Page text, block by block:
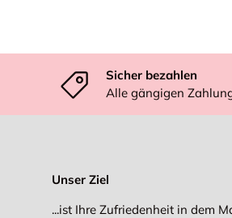
Sicher bezahlen
Alle gängigen
Unser Ziel
...ist Ihre Zufriedenheit in dem